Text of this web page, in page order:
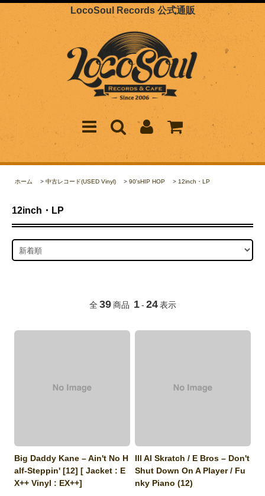
LocoSoul Records 公式通販
ホーム > 中古レコード(USED Vinyl) > 90'sHIP HOP > 12inch・LP
12inch・LP
全 39 商品 1 - 24 表示
Big Daddy Kane ‎– Ain't No H
alf-Steppin' [12] [ Jacket : E
X++ Vinyl : EX++]
Ill Al Skratch / E Bros ‎– Don't
Shut Down On A Player / Fu
nky Piano (12)